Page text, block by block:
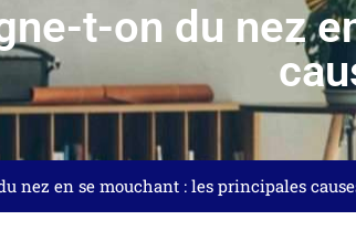
t-on du nez
nez en se mouchant : les principales